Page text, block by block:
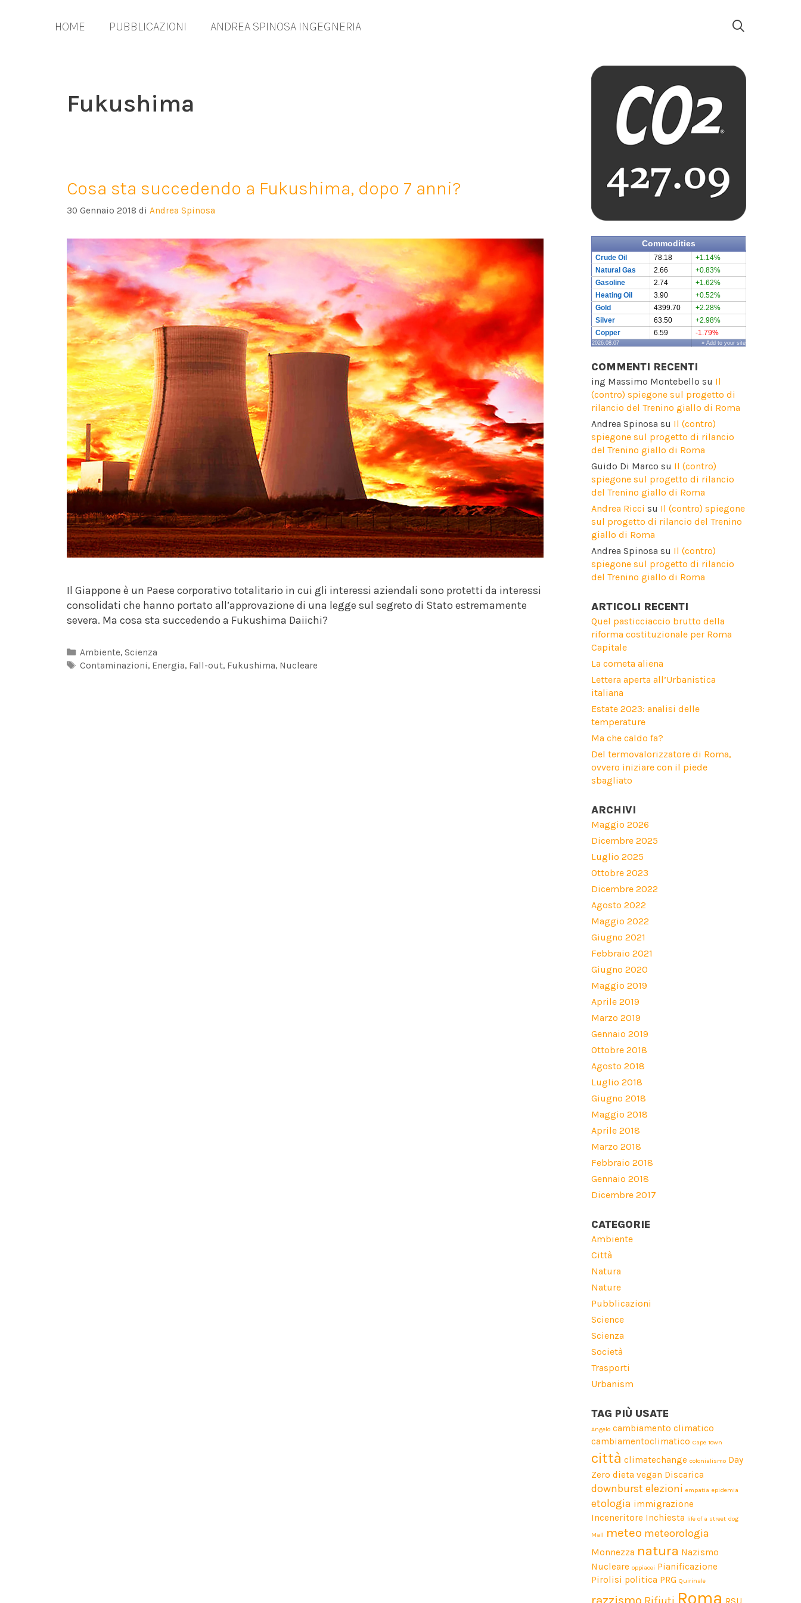
HOME PUBBLICAZIONI ANDREA SPINOSA INGEGNERIA
Fukushima
Cosa sta succedendo a Fukushima, dopo 7 anni?
30 Gennaio 2018 di Andrea Spinosa
Il Giappone è un Paese corporativo totalitario in cui gli interessi aziendali sono protetti da interessi
consolidati che hanno portato all’approvazione di una legge sul segreto di Stato estremamente
severa. Ma cosa sta succedendo a Fukushima Daiichi?
Categorie
Ambiente,Scienza
Tag
Contaminazioni, Energia, Fall-out, Fukushima, Nucleare
Commodities
Crude Oil 78.18
+1.14%
Natural Gas
2.66
+0.83%
Gasoline
2.74
+1.62%
Heating Oil
3.90
+0.52%
Gold
4399.70
+2.28%
Silver
63.50
+2.98%
Copper
6.59 -1.79%
2026.08.07 » Add to your site
COMMENTI RECENTI
ing Massimo Montebello su Il
(contro) spiegone sul progetto di
rilancio del Trenino giallo di Roma
Andrea Spinosa su Il (contro)
spiegone sul progetto di rilancio
del Trenino giallo di Roma
Guido Di Marco su Il (contro)
spiegone sul progetto di rilancio
del Trenino giallo di Roma
Andrea Ricci su Il (contro) spiegone
sul progetto di rilancio del Trenino
giallo di Roma
Andrea Spinosa su Il (contro)
spiegone sul progetto di rilancio
del Trenino giallo di Roma
ARTICOLI RECENTI
Quel pasticciaccio brutto della
riforma costituzionale per Roma
Capitale
La cometa aliena
Lettera aperta all’Urbanistica
italiana
Estate 2023: analisi delle
temperature
Ma che caldo fa?
Del termovalorizzatore di Roma,
ovvero iniziare con il piede
sbagliato
ARCHIVI
Maggio 2026
Dicembre 2025
Luglio 2025
Ottobre 2023
Dicembre 2022
Agosto 2022
Maggio 2022
Giugno 2021
Febbraio 2021
Giugno 2020
Maggio 2019
Aprile 2019
Marzo 2019
Gennaio 2019
Ottobre 2018
Agosto 2018
Luglio 2018
Giugno 2018
Maggio 2018
Aprile 2018
Marzo 2018
Febbraio 2018
Gennaio 2018
Dicembre 2017
CATEGORIE
Ambiente
Città
Natura
Nature
Pubblicazioni
Science
Scienza
Società
Trasporti
Urbanism
TAG PIÙ USATE
Angelo cambiamento climatico
cambiamentoclimatico Cape Town
città climatechange colonialismo Day
Zero dieta vegan Discarica
downburst elezioni empatia epidemia
etologia immigrazione
Inceneritore Inchiesta life of a street dog
Mall meteo meteorologia
Monnezza natura Nazismo
Nucleare oppiacei Pianificazione
Pirolisi politica PRG Quirinale
razzismo Roma